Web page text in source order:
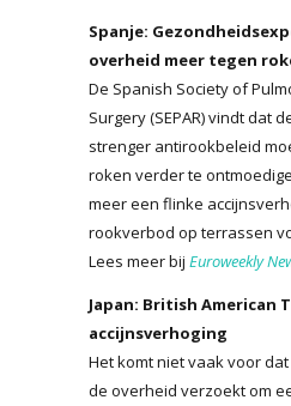
Spanje:
overheid meer tegen
De Spanish Society of
Surgery (SEPAR) vindt dat
strenger antirookbeleid
roken verder te
meer een flinke
rookverbod op terrassen
Lees meer bij Euroweekly
Japan: British American
accijnsverhoging
Het komt niet vaak voor
de overheid verzoekt om